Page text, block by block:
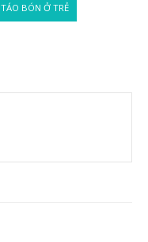
TÁO BÓN Ở TRẺ